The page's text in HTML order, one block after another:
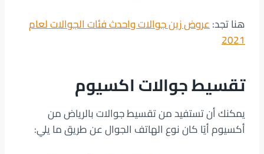
هنا تجد:عروض زين جوالات واحدث فئات الجوالات لعام
2021
تقسيط جوالات اكسيوم
يمكنك أن تستفيد من تقسيط جوالات بالرياض من
أكسيوم أيًا كان نوع الهاتف الجوال عن طريق ما يلي: